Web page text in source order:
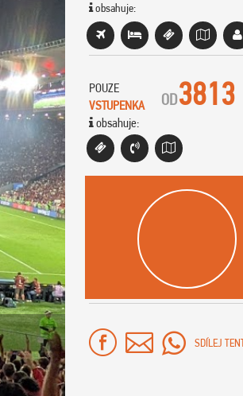
obsahuje:
POUZE
VSTUPENKA
obsahuje:
OD3813
SDÍLEJ